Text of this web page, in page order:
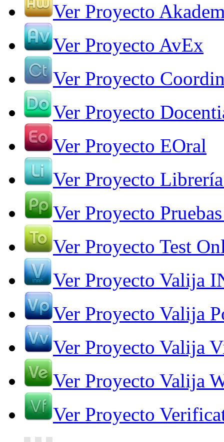
Ver Proyecto
Ver Proyecto AvEx
Ver Proyecto
Ver Proyecto
Ver Proyecto EOral
Ver Proyecto
Ver Proyecto
Ver Proyecto Test
Ver Proyecto Valija
Ver Proyecto Valija
Ver Proyecto Valija
Ver Proyecto Valija
Ver Proyecto